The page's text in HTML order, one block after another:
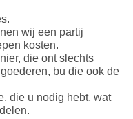
wij een partij
kosten.
die ont slechts
bu die ook de
die u nodig hebt, wat